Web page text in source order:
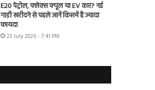
E20 पेट्रोल, फ्लेक्स फ्यूल या EV कार? नई
गाड़ी खरीदने से पहले जानें किसमें है ज्यादा
फायदा
23 July 2026 - 7:41 PM